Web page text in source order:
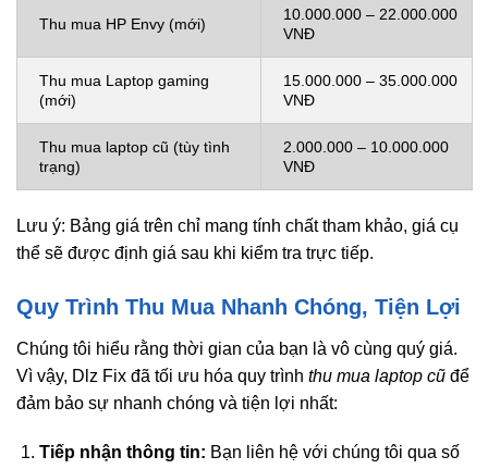
Thu mua HP Envy (mới)
10.000.000 – 22.000.000
VNĐ
Thu mua Laptop gaming
(mới)
15.000.000 – 35.000.000
VNĐ
Thu mua laptop cũ (tùy tình
trạng)
2.000.000 – 10.000.000
VNĐ
Lưu ý: Bảng giá trên chỉ mang tính chất tham khảo, giá cụ
thể sẽ được định giá sau khi kiểm tra trực tiếp.
Quy Trình Thu Mua Nhanh Chóng, Tiện Lợi
Chúng tôi hiểu rằng thời gian của bạn là vô cùng quý giá.
Vì vậy, Dlz Fix đã tối ưu hóa quy trình thu mua laptop cũ để
đảm bảo sự nhanh chóng và tiện lợi nhất:
Tiếp nhận thông tin: Bạn liên hệ với chúng tôi qua số